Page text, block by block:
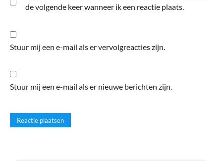
de volgende keer wanneer ik een reactie plaats.
Stuur mij een e-mail als er vervolgreacties zijn.
Stuur mij een e-mail als er nieuwe berichten zijn.